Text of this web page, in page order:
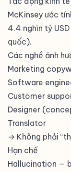
McKinsey ước
4.4 nghìn tỷ
quốc).
Các nghề ảnh
Marketing
Software
Customer
Designer
Translator
→ Không phải
Hạn chế
Hallucination —